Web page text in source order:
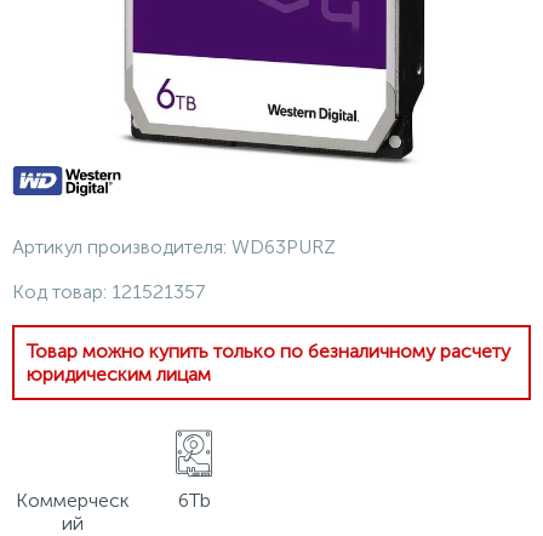
Артикул производителя: WD63PURZ
Код товар: 121521357
Товар можно купить только по безналичному расчету
юридическим лицам
Коммерческ
ий
6Tb